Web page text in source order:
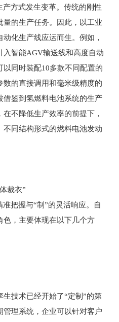
方式发生变革。传统的刚性
的生产任务。因此，以工业
化生产线应运而生。例如，
入智能AGV输送线和高度自动
同时装配10多款不同配置的
的直接调用和毫米级精度的
借鉴到氢燃料电池系统的生产
不降低生产效率的前提下，
同结构形式的燃料电池发动
裁衣”
把握与“制”的灵活响应。自
色，主要体现在以下几个方
技术已经开始了“定制”的第
理系统，企业可以针对客户